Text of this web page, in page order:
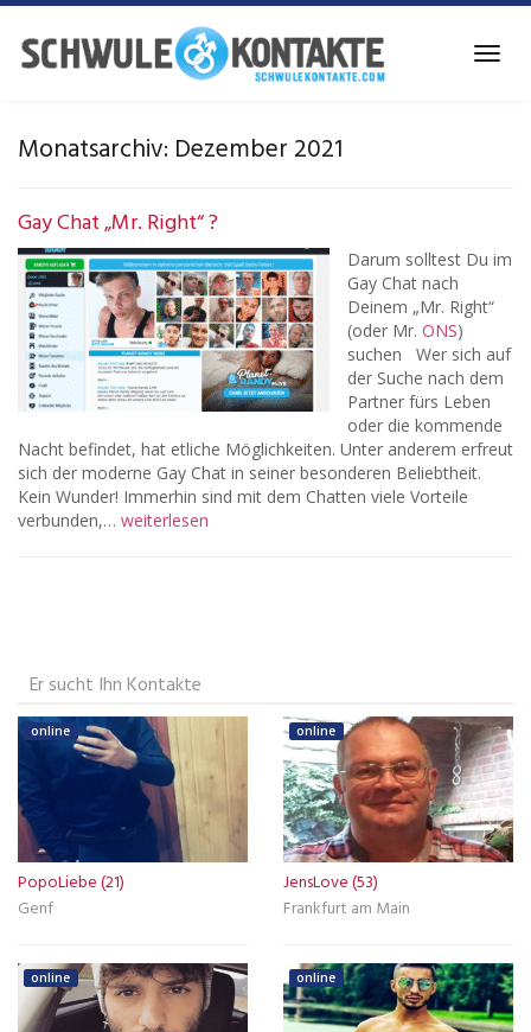
Skip
main
Monatsarchiv: Dezember 2021
Gay Chat „Mr. Right“ ?
Darum solltest Du im
Gay Chat nach
Deinem „Mr. Right“
(oder Mr. ONS)
suchen Wer sich auf
der Suche nach dem
Partner fürs Leben
oder die kommende
Nacht befindet, hat etliche Möglichkeiten. Unter anderem erfreut
sich der moderne Gay Chat in seiner besonderen Beliebtheit.
Kein Wunder! Immerhin sind mit dem Chatten viele Vorteile
verbunden,… weiterlesen
Er sucht Ihn Kontakte
online
PopoLiebe (21)
Genf
online
JensLove (53)
Frankfurt am Main
online online